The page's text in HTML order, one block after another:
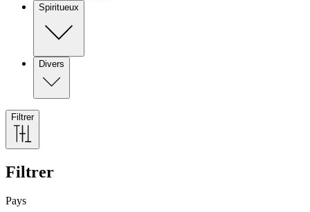
Spiritueux
Divers
Filtrer
Filtrer
Pays